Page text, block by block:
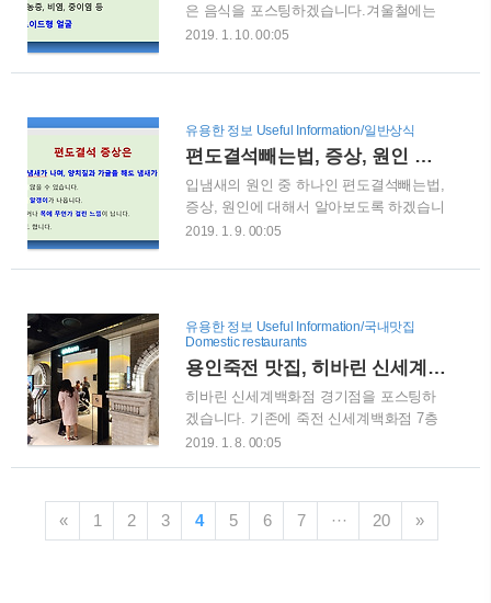
라도 2년을 거주할 수 있습니다. 그러나 살
다보면 계획과는 다르게 사정상 계약기간
니다.실제도 많이 발생하고 있는 상황이
서도 많이 올라오는 질문들입니다.이러한
상황은 임차인에게 불이익이 많이 발생하
게 됩니다.그래도 피치못할 사정으로 인해
계약..
은 음식을 포스팅하겠습니다.겨울철에는
감기가 걸리기 좋으면서, 편도가 붓는 경
균으로 부터 방어하는 국소면역기관을 말
작어집니다. 그러나 여러 원인으로 인해
만성적으로 비대해지는 경우도 있습니다.
편도부었을때 증상편도가 붓는 것이 일시
적인 증상이라면 다행일 수 있지만, 만성
적일때는 여러 증상과 합병증이 발생할 수
때문에 기도가 좁아지게 되고, 그로 인해
다. 코골이와 수면무호흡증으로 깊은 잠을
이루지 못하여 성장이 저하되고, 낮에 졸
음이 오고, 집중력이 저하되는 등의..
2019. 1. 10. 00:05
유용한 정보 Useful Information/일반상식
편도결석빼는법, 증상, 원인 알아보기 - 입냄새 원인
입냄새의 원인 중 하나인 편도결석빼는법,
증상, 원인에 대해서 알아보도록 하겠습니
다. 기침을 할때 가끔 쌀알같은 알갱이가
석을 의심해볼 수가 있습니다. 제 주변에
특히 겨울철에는 이러한 편도결석이 더 많
이 생길 수 있기 때문에 더욱더 주의해야
합니다. 편도결석이란 편도의 표면에 작은
주름인 편도와에 음식물찌꺼기와 세균이
뭉쳐서 생기는 쌀알만한 크기의 작고 노란
알갱이입니다. 실제 결석처럼 딱딱하지 않
지만, 잘 뭉개지는 알갱이이며 냄새가 심
생기면 양치질을 아무리 꼼꼼하게 하더라
도 입냄새가 나는 경우가 많습니다. 실제
2019. 1. 9. 00:05
유용한 정보 Useful Information/국내맛집
Domestic restaurants
용인죽전 맛집, 히바린 신세계백화점 경기점 - 일본식 돈카츠 맛집
히바린 신세계백화점 경기점을 포스팅하
겠습니다. 기존에 죽전 신세계백화점 7층
에 위치한 사보텐이 사라지고 그 자리를
족사인 아워홈에서 런칭한 브랜드로, 40년
경력의 일본 요리 장인 '미야시타 다이스'
2019. 1. 8. 00:05
« 1 2 3 4 5 6 7 ··· 20 »